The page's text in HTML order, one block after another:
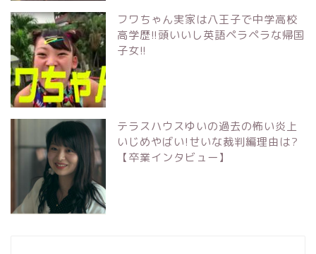
フワちゃん実家は八王子で中学高校
高学歴!!頭いいし英語ペラペラな帰国
子女!!
テラスハウスゆいの過去の怖い炎上
いじめやばい!せいな裁判編理由は?
【卒業インタビュー】